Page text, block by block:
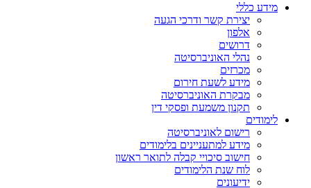
מידע כללי
יצירת קשר ודרכי הגעה
אלפון
דרושים
נהלי האוניברסיטה
מכרזים
מידע לשעת חירום
מבקרת האוניברסיטה
תקנון משמעת ופסקי דין
לימודים
רישום לאוניברסיטה
מידע למתעניינים בלימודים
חישוב סיכויי קבלה לתואר ראשון
לוח שנת הלימודים
ידיעונים